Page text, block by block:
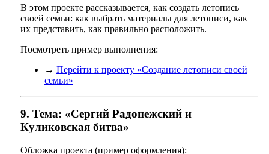
В этом проекте рассказывается, как создать летопись
своей семьи: как выбрать материалы для летописи, как
их представить, как правильно расположить.
Посмотреть пример выполнения:
→ Перейти к проекту «Создание летописи своей
семьи»
9. Тема: «Сергий Радонежский и
Куликовская битва»
Обложка проекта (пример оформления):